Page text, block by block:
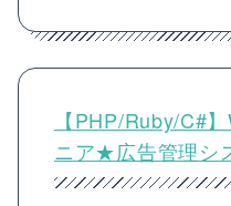
【PHP/Ruby/C#
ニア★広告管理シ